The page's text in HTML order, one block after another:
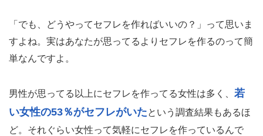
「でも、どうやってセフレを作ればいいの？」って思いま
すよね。実はあなたが思ってるよりセフレを作るのって簡
単なんですよ。
男性が思ってる以上にセフレを作ってる女性は多く、 若
い女性の53％がセフレがいたという調査結果もあるほ
ど。それぐらい女性って気軽にセフレを作っているんで